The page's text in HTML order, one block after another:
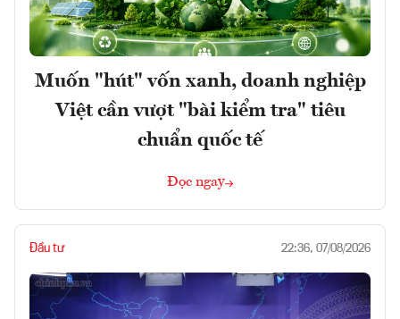
Muốn "hút" vốn xanh, doanh nghiệp
Việt cần vượt "bài kiểm tra" tiêu
chuẩn quốc tế
Đọc ngay
Đầu tư 22:36, 07/08/2026